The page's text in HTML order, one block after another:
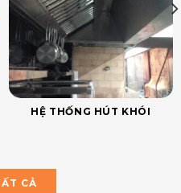
HỆ THỐNG HÚT KHÓI
CẢ